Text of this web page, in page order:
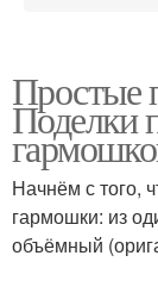
Поделки
Поделки
Простые
Поделки
Начнём с того,
гармошки: из
объёмный